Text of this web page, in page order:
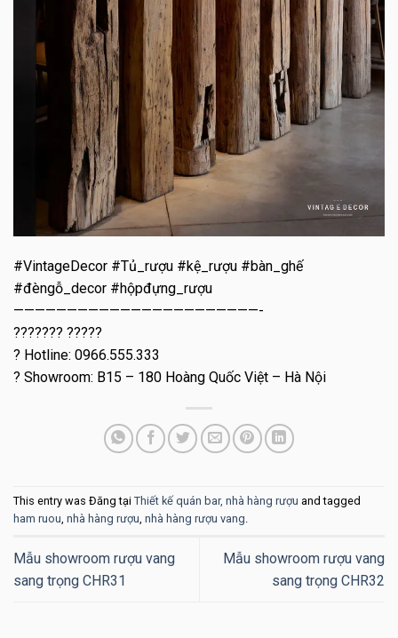
#VintageDecor #Tủ_rượu #kệ_rượu #bàn_ghế
#đèngỗ_decor #hộpđựng_rượu
———————————————————————-
??????? ?????
? Hotline: 0966.555.333
? Showroom: B15 – 180 Hoàng Quốc Việt – Hà Nội
This entry was Đăng tại Thiết kế quán bar, nhà hàng rượu and tagged
ham ruou, nhà hàng rượu, nhà hàng rượu vang.
Mẫu showroom rượu vang
sang trọng CHR31
Mẫu showroom rượu vang
sang trọng CHR32